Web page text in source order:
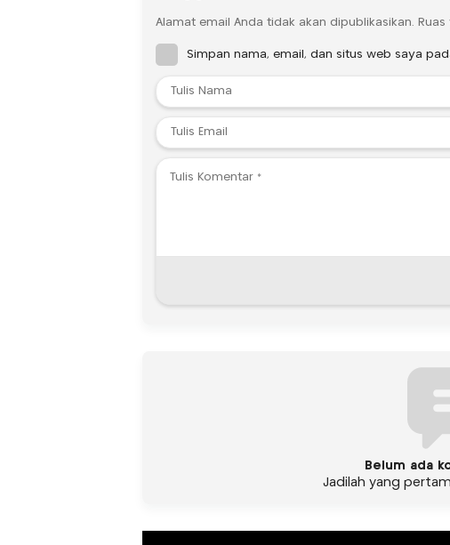
Alamat email Anda tidak akan dipublikasikan.
Simpan nama, email, dan situs web saya
Belum ada
Jadilah yang